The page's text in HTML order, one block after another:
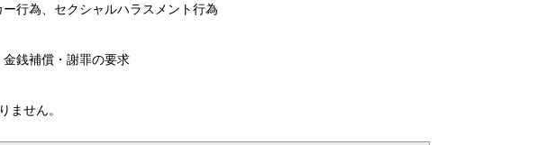
行為、セクシャルハラスメント行為
銭補償・謝罪の要求
ません。